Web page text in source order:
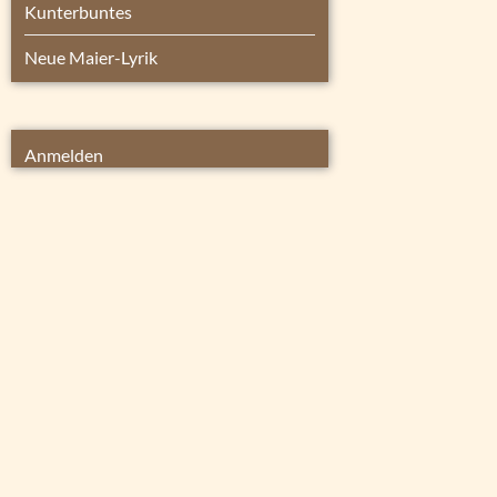
Kunterbuntes
Neue Maier-Lyrik
Anmelden